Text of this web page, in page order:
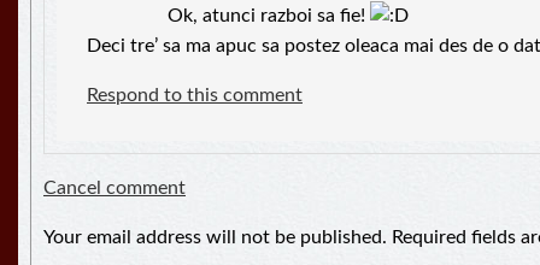
Ok, atunci razboi sa fie!
Deci tre’ sa ma apuc sa postez oleaca mai des de o
Respond to this comment
Cancel comment
Your email address will not be published. Required fields